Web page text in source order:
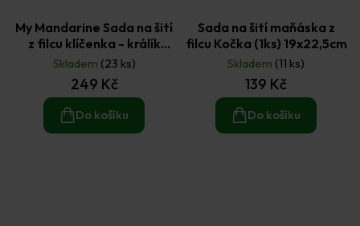
My Mandarine Sada na šití
z filcu klíčenka - králík
(2ks)
Skladem (23 ks)
249 Kč
Do košíku
Sada na šití maňáska z
filcu Kočka (1ks) 19x22,5cm
Skladem (11 ks)
139 Kč
Do košíku